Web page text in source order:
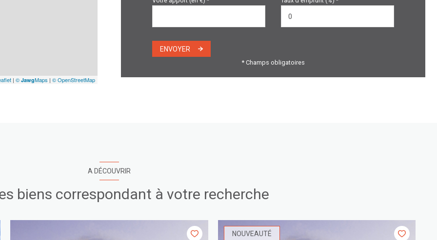
| © JawgMaps | © OpenStreetMap
ENVOYER
* Champs obligatoires
A DÉCOUVRIR
biens correspondant à votre recherche
NOUVEAUTÉ